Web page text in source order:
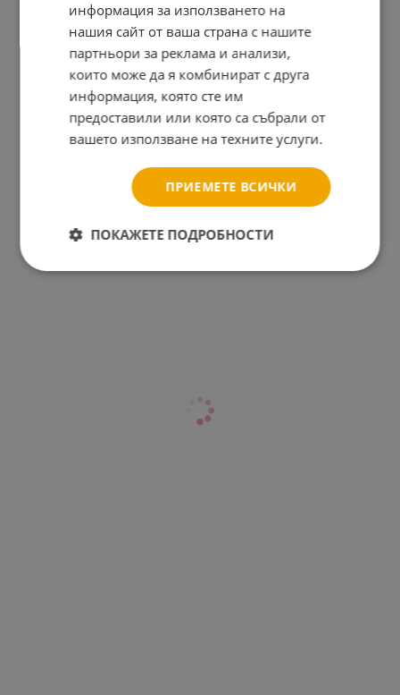
информация за използването на
нашия сайт от ваша страна с нашите
партньори за реклама и анализи,
които може да я комбинират с друга
информация, която сте им
предоставили или която са събрали от
вашето използване на техните услуги.
ПРИЕМЕТЕ ВСИЧКИ
ПОКАЖЕТЕ ПОДРОБНОСТИ